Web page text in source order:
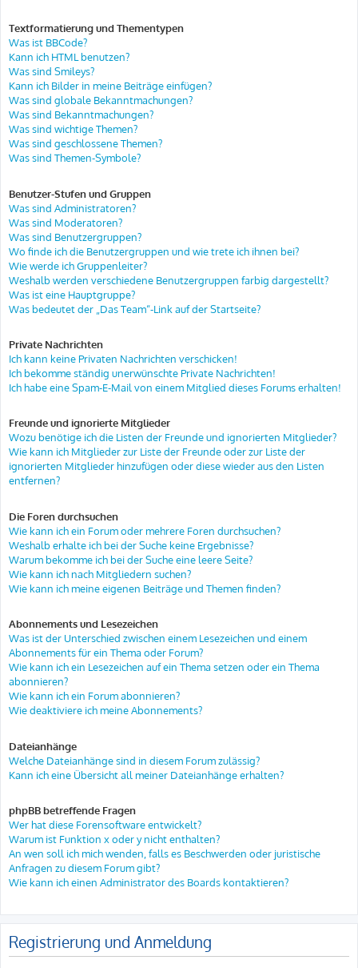
Textformatierung und Thementypen
Was ist BBCode?
Kann ich HTML benutzen?
Was sind Smileys?
Kann ich Bilder in meine Beiträge einfügen?
Was sind globale Bekanntmachungen?
Was sind Bekanntmachungen?
Was sind wichtige Themen?
Was sind geschlossene Themen?
Was sind Themen-Symbole?
Benutzer-Stufen und Gruppen
Was sind Administratoren?
Was sind Moderatoren?
Was sind Benutzergruppen?
Wo finde ich die Benutzergruppen und wie trete ich ihnen bei?
Wie werde ich Gruppenleiter?
Weshalb werden verschiedene Benutzergruppen farbig dargestellt?
Was ist eine Hauptgruppe?
Was bedeutet der „Das Team“-Link auf der Startseite?
Private Nachrichten
Ich kann keine Privaten Nachrichten verschicken!
Ich bekomme ständig unerwünschte Private Nachrichten!
Ich habe eine Spam-E-Mail von einem Mitglied dieses Forums erhalten!
Freunde und ignorierte Mitglieder
Wozu benötige ich die Listen der Freunde und ignorierten Mitglieder?
Wie kann ich Mitglieder zur Liste der Freunde oder zur Liste der
ignorierten Mitglieder hinzufügen oder diese wieder aus den Listen
entfernen?
Die Foren durchsuchen
Wie kann ich ein Forum oder mehrere Foren durchsuchen?
Weshalb erhalte ich bei der Suche keine Ergebnisse?
Warum bekomme ich bei der Suche eine leere Seite?
Wie kann ich nach Mitgliedern suchen?
Wie kann ich meine eigenen Beiträge und Themen finden?
Abonnements und Lesezeichen
Was ist der Unterschied zwischen einem Lesezeichen und einem
Abonnements für ein Thema oder Forum?
Wie kann ich ein Lesezeichen auf ein Thema setzen oder ein Thema
abonnieren?
Wie kann ich ein Forum abonnieren?
Wie deaktiviere ich meine Abonnements?
Dateianhänge
Welche Dateianhänge sind in diesem Forum zulässig?
Kann ich eine Übersicht all meiner Dateianhänge erhalten?
phpBB betreffende Fragen
Wer hat diese Forensoftware entwickelt?
Warum ist Funktion x oder y nicht enthalten?
An wen soll ich mich wenden, falls es Beschwerden oder juristische
Anfragen zu diesem Forum gibt?
Wie kann ich einen Administrator des Boards kontaktieren?
Registrierung und Anmeldung